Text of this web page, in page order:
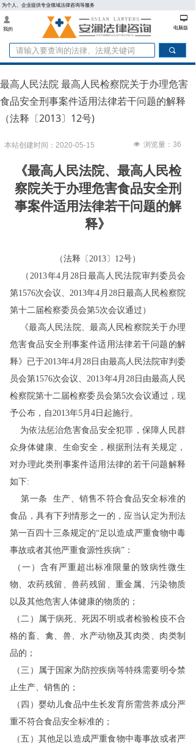
끠
넡
为个人、企业提供专业领域法律咨询等服务
电脑版
넙
我的
最高人民法院 最高人民检察院关于办理危害
食品安全刑事案件适用法律若干问题的解释
（法释〔2013〕12号)
《最高人民法院、最高人民检
察院关于办理危害食品安全刑
事案件适用法律若干问题的解
释》
（法释〔2013〕12号）
（2013年4月28日最高人民法院审判委员会
第1576次会议、2013年4月28日最高人民检察院
第十二届检察委员会第5次会议通过）
《最高人民法院、最高人民检察院关于办理
危害食品安全刑事案件适用法律若干问题的解
释》已于2013年4月28日由最高人民法院审判委
员会第1576次会议、2013年4月28日由最高人民
检察院第十二届检察委员会第5次会议通过，现
予公布，自2013年5月4日起施行。
为依法惩治危害食品安全犯罪，保障人民群
众身体健康、生命安全，根据刑法有关规定，
对办理此类刑事案件适用法律的若干问题解释
如下:
第一条 生产、销售不符合食品安全标准的
食品，具有下列情形之一的，应当认定为刑法
第一百四十三条规定的“足以造成严重食物中毒
事故或者其他严重食源性疾病”：
（一）含有严重超出标准限量的致病性微生
物、农药残留、兽药残留、重金属、污染物质
以及其他危害人体健康的物质的；
（二）属于病死、死因不明或者检验检疫不合
格的畜、禽、兽、水产动物及其肉类、肉类制
品的；
（三）属于国家为防控疾病等特殊需要明令禁
止生产、销售的；
（四）婴幼儿食品中生长发育所需营养成分严
重不符合食品安全标准的；
（五）其他足以造成严重食物中毒事故或者严
本站创建时间： 2020-05-15 넶 浏览量： 36